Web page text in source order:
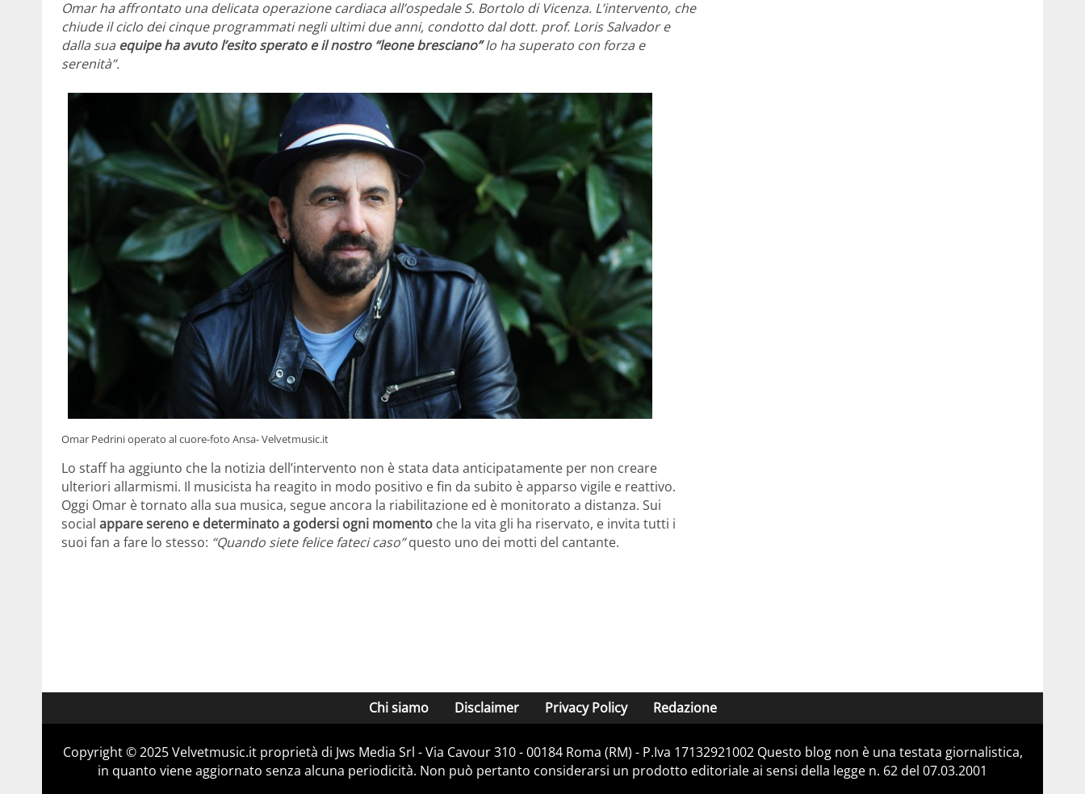
Omar ha affrontato una delicata operazione cardiaca all’ospedale S. Bortolo di Vicenza. L’intervento, che
chiude il ciclo dei cinque programmati negli ultimi due anni, condotto dal dott. prof. Loris Salvador e
dalla sua equipe ha avuto l’esito sperato e il nostro “leone bresciano”lo ha superato con forza e
serenità”.
Omar Pedrini operato al cuore-foto Ansa- Velvetmusic.it
Lo staff ha aggiunto che la notizia dell’intervento non è stata data anticipatamente per non creare
ulteriori allarmismi. Il musicista ha reagito in modo positivo e fin da subito è apparso vigile e reattivo.
Oggi Omar è tornato alla sua musica, segue ancora la riabilitazione ed è monitorato a distanza. Sui
social appare sereno e determinato a godersi ogni momento che la vita gli ha riservato, e invita tutti i
suoi fan a fare lo stesso: “Quando siete felice fateci caso”questo uno dei motti del cantante.
Chi siamo Disclaimer Privacy Policy Redazione
Copyright © 2025 Velvetmusic.it proprietà di Jws Media Srl - Via Cavour 310 - 00184 Roma (RM) - P.Iva 17132921002 Questo blog non è una testata giornalistica,
in quanto viene aggiornato senza alcuna periodicità. Non può pertanto considerarsi un prodotto editoriale ai sensi della legge n. 62 del 07.03.2001